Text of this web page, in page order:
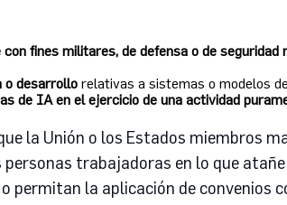
fines militares, de defensa o de seguridad
o desarrollo relativas a sistemas o modelos
de IA en el ejercicio de una actividad
la Unión o los Estados miembros
trabajadoras en lo que
permitan la aplicación de